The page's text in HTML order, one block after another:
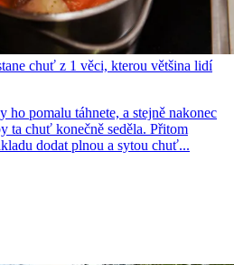
chuť z 1 věci, kterou většina lidí
pomalu táhnete, a stejně nakonec
ta chuť konečně seděla. Přitom
dodat plnou a sytou chuť...